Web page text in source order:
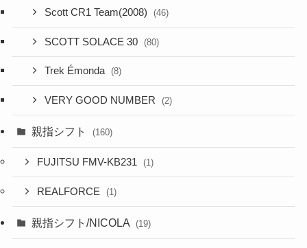
Scott CR1 Team(2008) (46)
SCOTT SOLACE 30 (80)
Trek Émonda (8)
VERY GOOD NUMBER (2)
親指シフト (160)
FUJITSU FMV-KB231 (1)
REALFORCE (1)
親指シフト/NICOLA (19)